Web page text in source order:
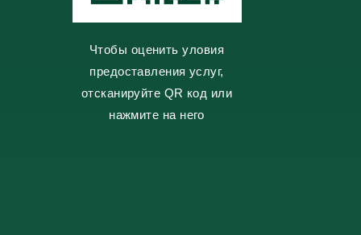
Чтобы оценить уловия
предоставления услуг,
отсканируйте QR код или
нажмите на него